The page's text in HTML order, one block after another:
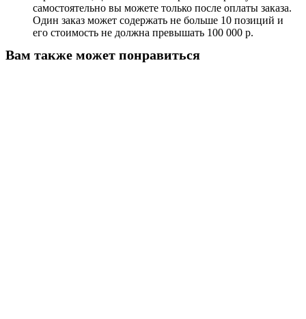
самостоятельно вы можете только после оплаты заказа.
Один заказ может содержать не больше 10 позиций и
его стоимость не должна превышать 100 000 р.
Вам также может понравиться